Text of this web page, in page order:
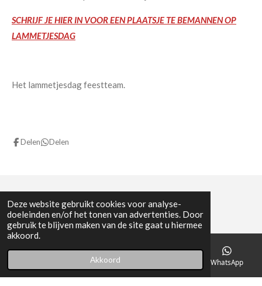
Deze website gebruikt cookies voor analyse-
doeleinden en/of het tonen van advertenties. Door
gebruik te blijven maken van de site gaat u hiermee
akkoord.
Akkoord
SCHRIJF JE HIER IN VOOR EEN PLAATSJE TE BEMANNEN OP
LAMMETJESDAG
Het lammetjesdag feestteam.
Delen Delen
BTW 0844.589.589
© 2023 - 2026 Paepehof
Powered by
Kaart WhatsApp